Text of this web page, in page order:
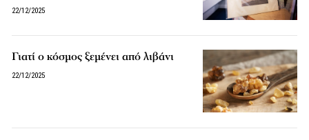
22/12/2025
Γιατί ο κόσμος ξεμένει από λιβάνι
22/12/2025